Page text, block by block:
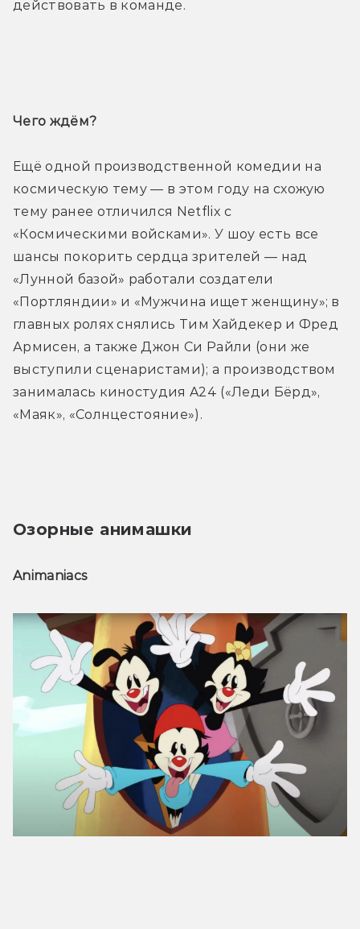
действовать в команде.
Чего ждём?
Ещё одной производственной комедии на
космическую тему — в этом году на схожую
тему ранее отличился Netflix с
«Космическими войсками». У шоу есть все
шансы покорить сердца зрителей — над
«Лунной базой» работали создатели
«Портляндии» и «Мужчина ищет женщину»; в
главных ролях снялись Тим Хайдекер и Фред
Армисен, а также Джон Си Райли (они же
выступили сценаристами); а производством
занималась киностудия A24 («Леди Бёрд»,
«Маяк», «Солнцестояние»).
Озорные анимашки
Animaniacs